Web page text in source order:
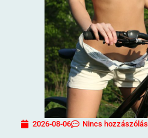
2026-08-06 Nincs hozzászólás